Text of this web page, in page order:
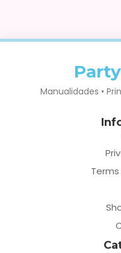
Manualidades •